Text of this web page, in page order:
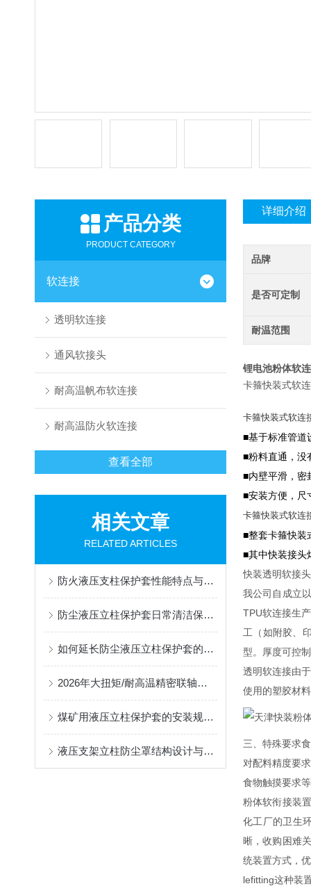
产品分类
PRODUCT CATEGORY
软连接
透明软连接
通风软接头
耐高温帆布软连接
耐高温防火软连接
查看全部
相关文章
RELATED ARTICLES
防火液压支柱保护套性能特点与阻燃防护应用
防尘液压立柱保护套日常清洁保养与更换规范
如何延长防尘液压立柱保护套的使用寿命？
2026年大扭矩/耐高温精密联轴器定制找哪家？能实现精准定制的优质厂家盘点
煤矿用液压立柱保护套的安装规范与使用寿命提升方案
液压支架立柱防尘罩结构设计与密封防护原理
详细介绍
品牌
是否可定制
耐温范围
锂电池粉体软
卡箍快装式软
卡箍快装式软连
■基于标准管道
■粉料直通，没
■内壁平滑，密
■安装方便，尺
卡箍快装式软连
■整套卡箍快装
■其中快装接头
快装透明软接头
我公司自成立
TPU软连接生
工（如附胶、
型。厚度可控
透明软连接由
使用的塑胶材
三、特殊要求
对配料精度要
食物触摸要求
粉体软衔接装
化工厂的卫生
晰，收购困难
统装置方式，
lefitting这种装